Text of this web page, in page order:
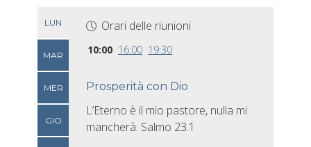
LUN
MAR
MER
GIO
Orari delle riunioni
10:00 16:00 19:30
Prosperità con Dio
L’Eterno è il mio pastore, nulla mi
mancherà. Salmo 23.1